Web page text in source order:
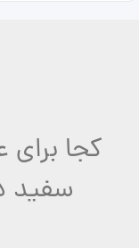
کجا
سفید